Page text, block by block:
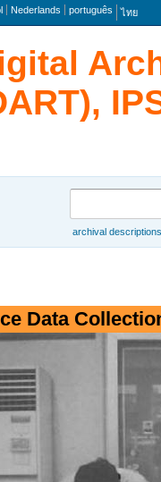
Nederlands português ไทย
archival descriptions
Data